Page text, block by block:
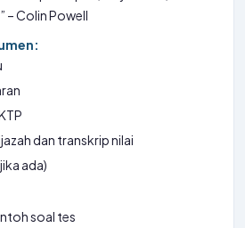
– Colin Powell
dan transkrip nilai
ada)
soal tes